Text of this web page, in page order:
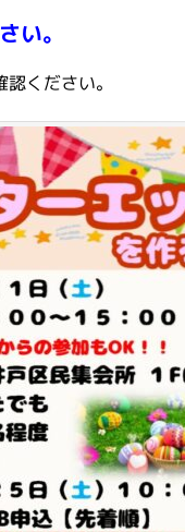
い。
ください。